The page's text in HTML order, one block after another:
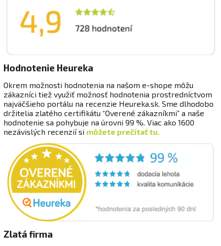
Hodnotenie Heureka
Okrem možnosti hodnotenia na našom e-shope môžu
zákazníci tiež využiť možnosť hodnotenia prostredníctvom
najväčšieho portálu na recenzie Heureka.sk. Sme dlhodobo
držitelia zlatého certifikátu “Overené zákazníkmi” a naše
hodnotenie sa pohybuje na úrovni 99 %. Viac ako 1600
nezávislých recenzií si môžete prečítať tu.
Zlatá firma